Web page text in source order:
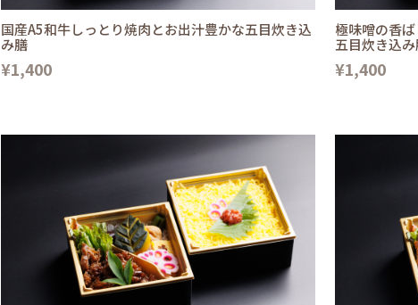
国産A5和牛しっとり焼肉とお出汁豊かな五目炊き込
み膳
¥1,400
極味噌の香
五目炊き込
¥1,400